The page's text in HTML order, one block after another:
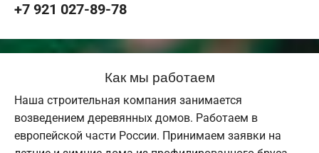
+7 921 027-89-78
Как мы работаем
Наша строительная компания занимается
возведением деревянных домов. Работаем в
европейской части России. Принимаем заявки на